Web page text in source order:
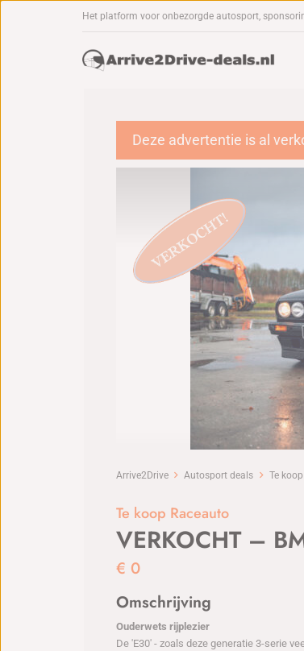
Het platform voor onbezorgde autosport,
Deze advertentie is al
Arrive2Drive Autosport deals Te
Te koop Raceauto
VERKOCHT –
€ 0
Omschrijving
Ouderwets rijplezier
De 'E30' - zoals deze generatie 3-serie